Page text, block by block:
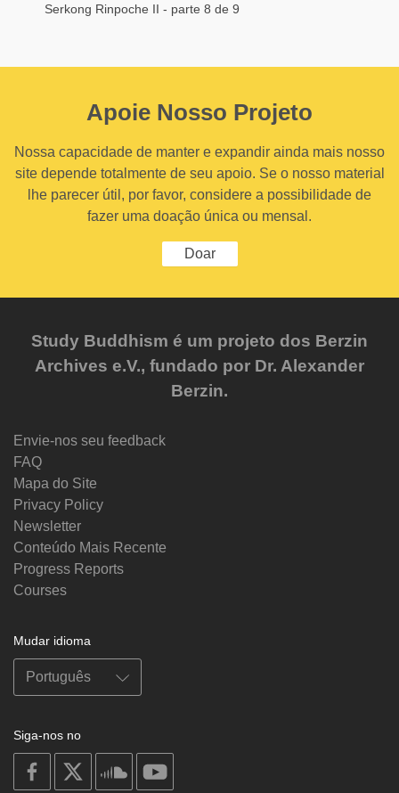
Serkong Rinpoche II - parte 8 de 9
Apoie Nosso Projeto
Nossa capacidade de manter e expandir ainda mais nosso
site depende totalmente de seu apoio. Se o nosso material
lhe parecer útil, por favor, considere a possibilidade de
fazer uma doação única ou mensal.
Doar
Study Buddhism é um projeto dos Berzin
Archives e.V., fundado por Dr. Alexander
Berzin.
Envie-nos seu feedback
FAQ
Mapa do Site
Privacy Policy
Newsletter
Conteúdo Mais Recente
Progress Reports
Courses
Mudar idioma
Siga-nos no
on
facebook
soundcloud